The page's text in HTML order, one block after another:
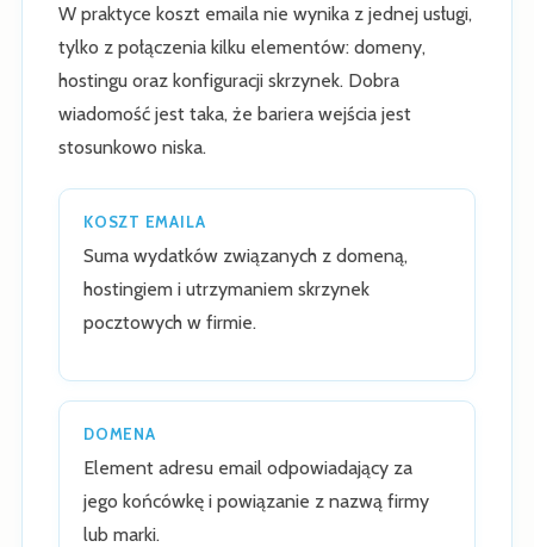
W praktyce koszt emaila nie wynika z jednej usługi,
tylko z połączenia kilku elementów: domeny,
hostingu oraz konfiguracji skrzynek. Dobra
wiadomość jest taka, że bariera wejścia jest
stosunkowo niska.
KOSZT EMAILA
Suma wydatków związanych z domeną,
hostingiem i utrzymaniem skrzynek
pocztowych w firmie.
DOMENA
Element adresu email odpowiadający za
jego końcówkę i powiązanie z nazwą firmy
lub marki.